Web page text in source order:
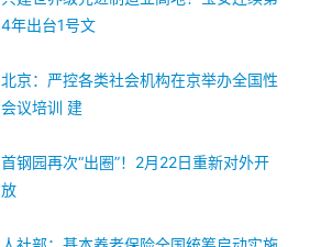
4年出台1号文
北京：严控各类社会机构在京举办全国性
会议培训 建
首钢园再次“出圈”！2月22日重新对外开
放